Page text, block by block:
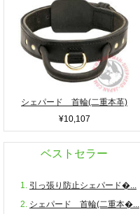
シェパード 首輪(二重本革)
¥10,107
ベストセラー
引っ張り防止シェパード�...
シェパード 首輪(二重本�...